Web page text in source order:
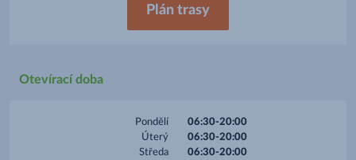
Plán trasy
Otevírací doba
Pondělí
Úterý
Středa
06:30-20:00
06:30-20:00
06:30-20:00